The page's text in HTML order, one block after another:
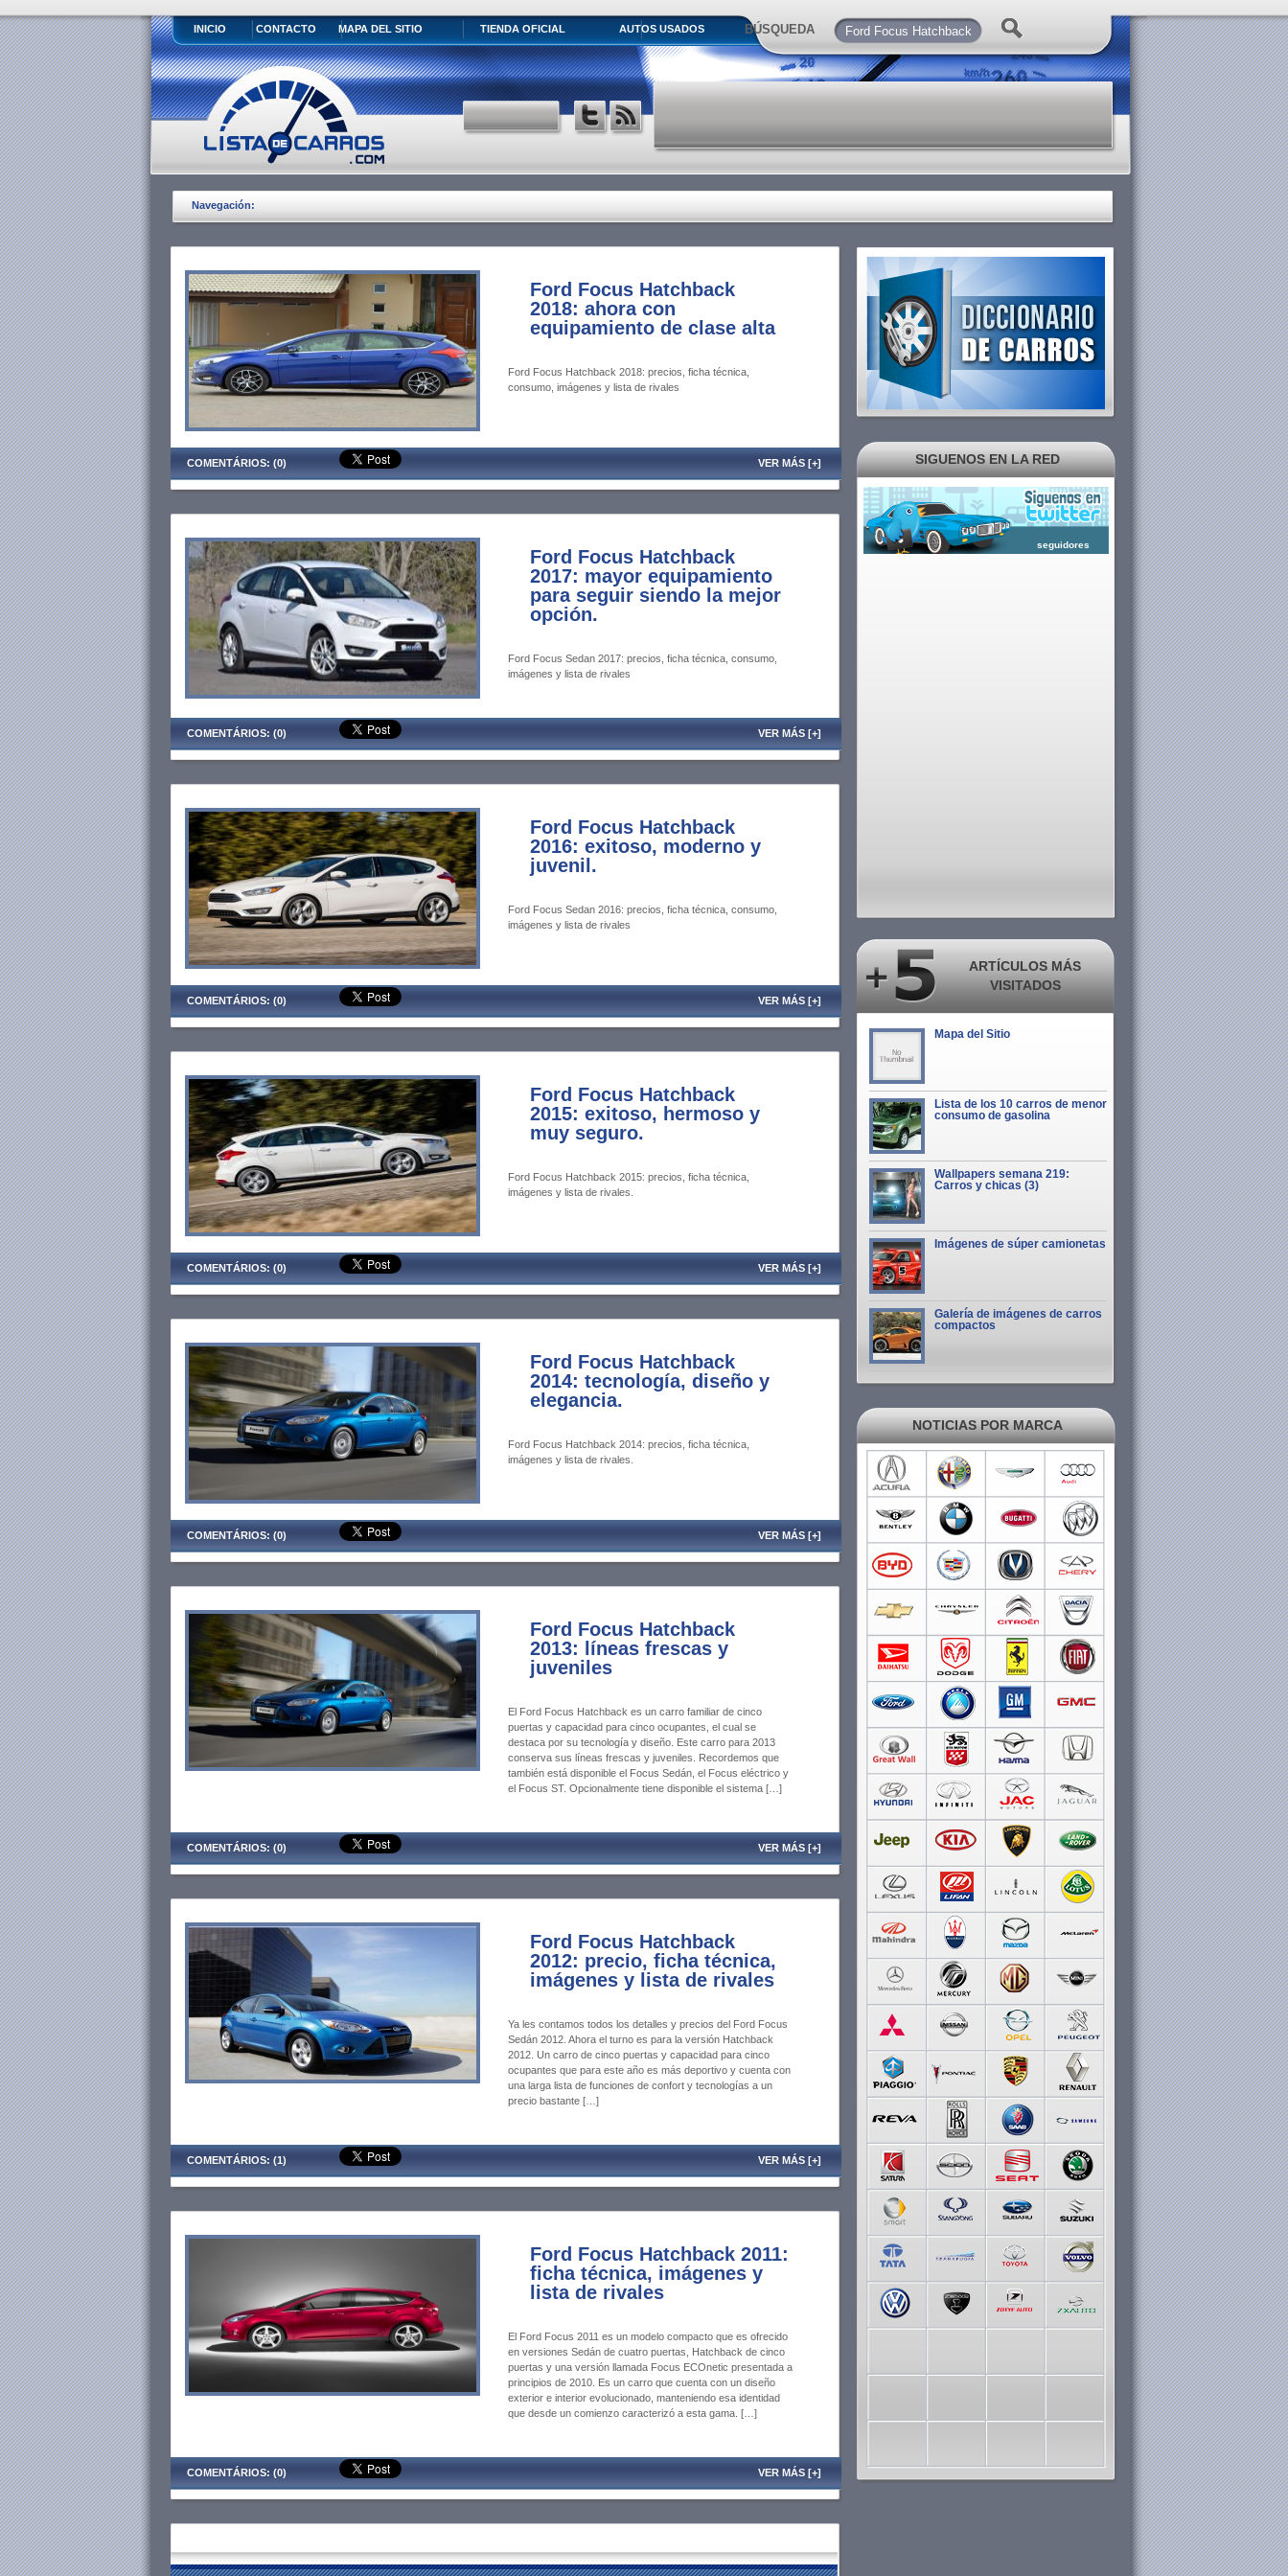
INICIO CONTACTO MAPA DEL SITIO TIENDA OFICIAL AUTOS USADOS BÚSQUEDA
Navegación:
Ford Focus Hatchback
2018: ahora con
equipamiento de clase alta
Ford Focus Hatchback 2018: precios, ficha técnica,
consumo, imágenes y lista de rivales
COMENTÁRIOS: (0) VER MÁS [+]
Ford Focus Hatchback
2017: mayor equipamiento
para seguir siendo la mejor
opción.
Ford Focus Sedan 2017: precios, ficha técnica, consumo,
imágenes y lista de rivales
COMENTÁRIOS: (0) VER MÁS [+]
Ford Focus Hatchback
2016: exitoso, moderno y
juvenil.
Ford Focus Sedan 2016: precios, ficha técnica, consumo,
imágenes y lista de rivales
COMENTÁRIOS: (0) VER MÁS [+]
Ford Focus Hatchback
2015: exitoso, hermoso y
muy seguro.
Ford Focus Hatchback 2015: precios, ficha técnica,
imágenes y lista de rivales.
COMENTÁRIOS: (0) VER MÁS [+]
Ford Focus Hatchback
2014: tecnología, diseño y
elegancia.
Ford Focus Hatchback 2014: precios, ficha técnica,
imágenes y lista de rivales.
COMENTÁRIOS: (0) VER MÁS [+]
Ford Focus Hatchback
2013: líneas frescas y
juveniles
El Ford Focus Hatchback es un carro familiar de cinco
puertas y capacidad para cinco ocupantes, el cual se
destaca por su tecnología y diseño. Este carro para 2013
conserva sus líneas frescas y juveniles. Recordemos que
también está disponible el Focus Sedán, el Focus eléctrico y
el Focus ST. Opcionalmente tiene disponible el sistema […]
COMENTÁRIOS: (0) VER MÁS [+]
Ford Focus Hatchback
2012: precio, ficha técnica,
imágenes y lista de rivales
Ya les contamos todos los detalles y precios del Ford Focus
Sedán 2012. Ahora el turno es para la versión Hatchback
2012. Un carro de cinco puertas y capacidad para cinco
ocupantes que para este año es más deportivo y cuenta con
una larga lista de funciones de confort y tecnologías a un
precio bastante […]
COMENTÁRIOS: (1) VER MÁS [+]
Ford Focus Hatchback 2011:
ficha técnica, imágenes y
lista de rivales
El Ford Focus 2011 es un modelo compacto que es ofrecido
en versiones Sedán de cuatro puertas, Hatchback de cinco
puertas y una versión llamada Focus ECOnetic presentada a
principios de 2010. Es un carro que cuenta con un diseño
exterior e interior evolucionado, manteniendo esa identidad
que desde un comienzo caracterizó a esta gama. […]
COMENTÁRIOS: (0) VER MÁS [+]
SIGUENOS EN LA RED
seguidores
ARTÍCULOS MÁS
VISITADOS
Mapa del Sitio
Lista de los 10 carros de menor
consumo de gasolina
Wallpapers semana 219:
Carros y chicas (3)
Imágenes de súper camionetas
Galería de imágenes de carros
compactos
NOTICIAS POR MARCA